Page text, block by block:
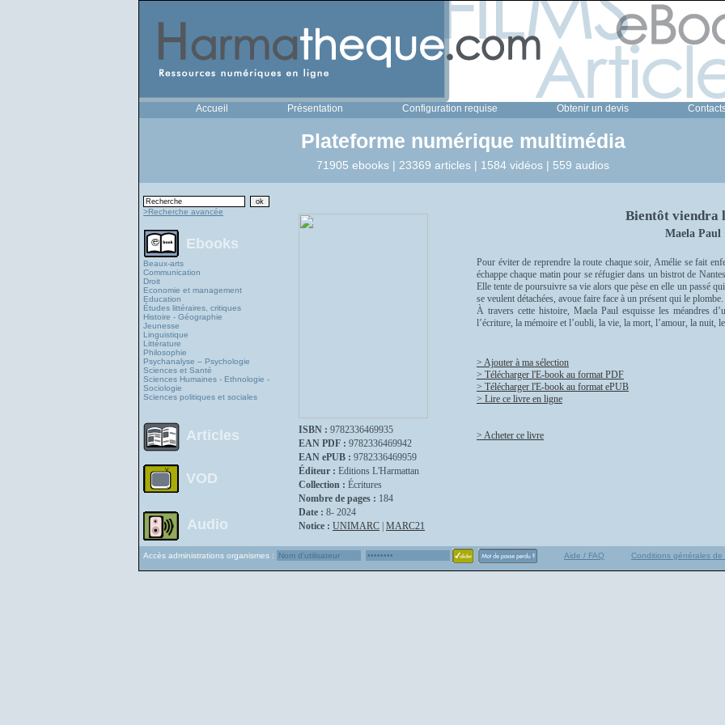
Accueil Présentation Configuration requise Obtenir un devis
Plateforme numérique multimédia
71905 ebooks | 23369 articles | 1584 vidéos | 559 audios
>Recherche avancée
Ebooks
Beaux-arts
Communication
Droit
Economie et management
Education
Études littéraires, critiques
Histoire - Géographie
Jeunesse
Linguistique
Littérature
Philosophie
Psychanalyse – Psychologie
Sciences et Santé
Sciences Humaines - Ethnologie -
Sociologie
Sciences politiques et sociales
Articles
VOD
Audio
ISBN : 9782336469935
EAN PDF : 9782336469942
EAN ePUB : 9782336469959
Éditeur : Editions L'Harmattan
Collection : Écritures
Nombre de pages : 184
Date : 8- 2024
Notice : UNIMARC MARC21
Bientôt viendra
Maela Paul
Pour éviter de reprendre la route chaque soir, Amélie se fait
échappe chaque matin pour se réfugier dans un bistrot de
Elle tente de poursuivre sa vie alors que pèse en elle un passé
se veulent détachées, avoue faire face à un présent qui le plombe.
À travers cette histoire, Maela Paul esquisse les méandres
l’écriture, la mémoire et l’oubli, la vie, la mort, l’amour, la nuit,
> Ajouter à ma sélection
> Télécharger l'E-book au format PDF
> Télécharger l'E-book au format ePUB
> Lire ce livre en ligne
> Acheter ce livre
Accès administrations organismes : Aide / FAQ Conditions générales de